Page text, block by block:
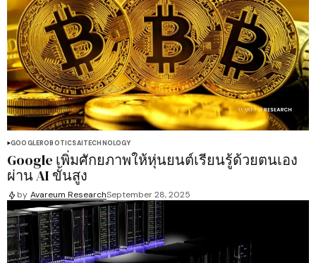
GOOGLEROBOTICSAITECHNOLOGY
Google เพิ่มศักยภาพให้หุ่นยนต์เรียนรู้ด้วยตนเอง
ผ่าน AI ขั้นสูง
by Avareum ResearchSeptember 28, 2025